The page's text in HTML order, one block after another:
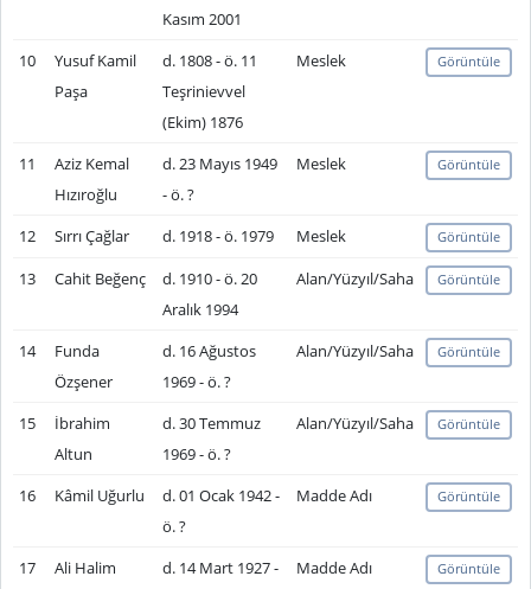
Kasım 2001
10
Yusuf Kamil
Paşa
d. 1808 - ö. 11
Teşrinievvel
(Ekim) 1876
Meslek Görüntüle
11
Aziz Kemal
Hızıroğlu
d. 23 Mayıs 1949
- ö. ?
Meslek Görüntüle
12 Sırrı Çağlar d. 1918 - ö. 1979 Meslek Görüntüle
13 Cahit Beğenç
d. 1910 - ö. 20
Aralık 1994
Alan/Yüzyıl/Saha Görüntüle
14
Funda
Özşener
d. 16 Ağustos
1969 - ö. ?
Alan/Yüzyıl/Saha Görüntüle
15
İbrahim
Altun
d. 30 Temmuz
1969 - ö. ?
Alan/Yüzyıl/Saha Görüntüle
16 Kâmil Uğurlu
d. 01 Ocak 1942 -
ö. ?
Madde Adı Görüntüle
17
Ali Halim
d. 14 Mart 1927 -
Madde Adı Görüntüle